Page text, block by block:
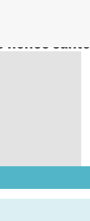
fiches santé
la chute des